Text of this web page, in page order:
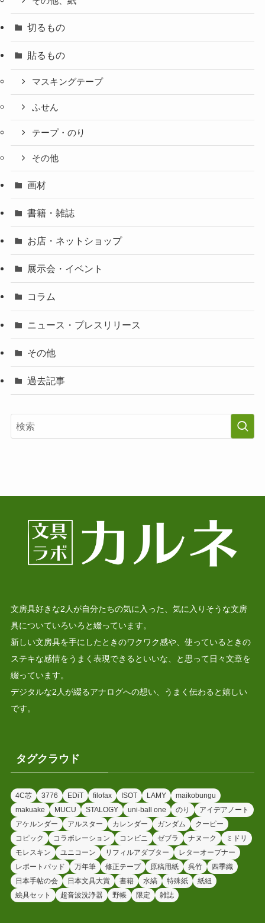
切るもの
貼るもの
マスキングテープ
ふせん
テープ・のり
その他
画材
書籍・雑誌
お店・ネットショップ
展示会・イベント
コラム
ニュース・プレスリリース
その他
過去記事
文房具好きな2人が自分たちの気に入った、気に入りそうな文房
具についていろいろと綴っています。
新しい文房具を手にしたときのワクワク感や、使っているときの
ステキな感情をうまく表現できるといいな、と思って日々文章を
綴っています。
デジタルな2人が綴るアナログへの想い、うまく伝わると嬉しい
です。
タグクラウド
4C芯 3776 EDiT filofax ISOT LAMY
maikobungu
makuake
MUCU STALOGY uni-ball one のり
アイデアノート
アケルンダー
アルスター カレンダー ガンダム
クーピー
コピック
コラボレーション コンビニ ゼブラ ナヌーク
ミドリ
モレスキン
ユニコーン リフィルアダプター
レターオープナー
レポートパッド
万年筆 修正テープ 原稿用紙 呉竹
四季織
日本手帖の会
日本文具大賞 書籍 水縞 特殊紙
紙紐
絵具セット
超音波洗浄器 野帳 限定 雑誌